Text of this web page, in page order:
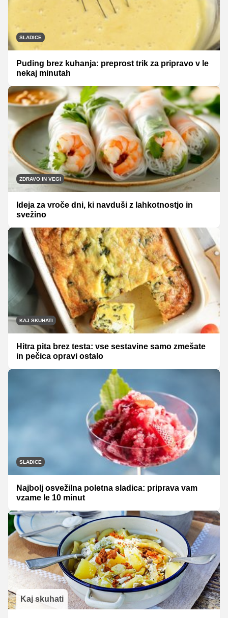
SLADICE
Puding brez kuhanja: preprost trik za pripravo v le
nekaj minutah
ZDRAVO IN VEGI
Ideja za vroče dni, ki navduši z lahkotnostjo in
svežino
KAJ SKUHATI
Hitra pita brez testa: vse sestavine samo zmešate
in pečica opravi ostalo
SLADICE
Najbolj osvežilna poletna sladica: priprava vam
vzame le 10 minut
Kaj skuhati